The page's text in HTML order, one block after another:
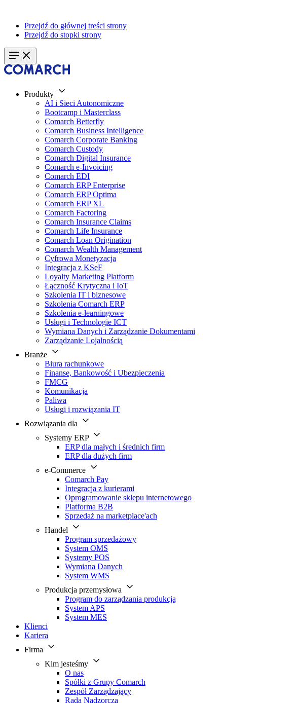
Przejdź do głównej treści strony
Przejdź do stopki strony
Produkty
AI i Sieci Autonomiczne
Bootcamp i Masterclass
Comarch Betterfly
Comarch Business Intelligence
Comarch Corporate Banking
Comarch Custody
Comarch Digital Insurance
Comarch e-Invoicing
Comarch EDI
Comarch ERP Enterprise
Comarch ERP Optima
Comarch ERP XL
Comarch Factoring
Comarch Insurance Claims
Comarch Life Insurance
Comarch Loan Origination
Comarch Wealth Management
Cyfrowa Monetyzacja
Integracja z KSeF
Loyalty Marketing Platform
Łączność Krytyczna i IoT
Szkolenia IT i biznesowe
Szkolenia Comarch ERP
Szkolenia e-learningowe
Usługi i Technologie ICT
Wymiana Danych i Zarządzanie Dokumentami
Zarządzanie Lojalnością
Branże
Biura rachunkowe
Finanse, Bankowość i Ubezpieczenia
FMCG
Komunikacja
Paliwa
Usługi i rozwiązania IT
Rozwiązania dla
Systemy ERP
ERP dla małych i średnich firm
ERP dla dużych firm
e-Commerce
Comarch Pay
Integracja z kurierami
Oprogramowanie sklepu internetowego
Platforma B2B
Sprzedaż na marketplace'ach
Handel
Program sprzedażowy
System OMS
Systemy POS
Wymiana Danych
System WMS
Produkcja przemysłowa
Program do zarządzania produkcją
System APS
System MES
Klienci
Kariera
Firma
Kim jesteśmy
O nas
Spółki z Grupy Comarch
Zespół Zarządzający
Rada Nadzorcza